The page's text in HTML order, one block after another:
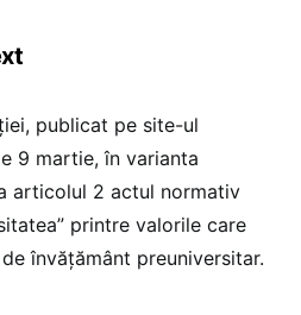
publicat pe site-ul
9 martie, în varianta
articolul 2 actul normativ
printre valorile care
învățământ preuniversitar.